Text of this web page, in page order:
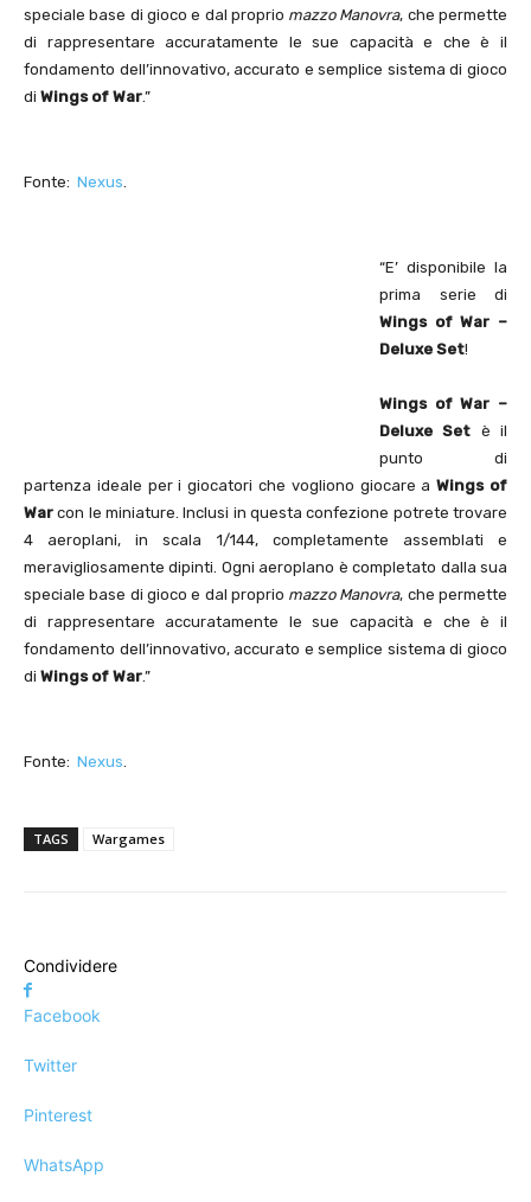
speciale base di gioco e dal proprio mazzo Manovra, che permette
di rappresentare accuratamente le sue capacità e che è il
fondamento dell’innovativo, accurato e semplice sistema di gioco
di Wingsof War.”
Fonte: Nexus.
“E’ disponibile la
prima serie di
Wingsof War –
Deluxe Set!
Wingsof War –
Deluxe Set è il
punto di
partenza ideale per i giocatori che vogliono giocare aWingsof
War con le miniature. Inclusi in questa confezione potrete trovare
4 aeroplani, in scala 1/144, completamente assemblati e
meravigliosamente dipinti. Ogni aeroplano è completato dalla sua
speciale base di gioco e dal proprio mazzo Manovra, che permette
di rappresentare accuratamente le sue capacità e che è il
fondamento dell’innovativo, accurato e semplice sistema di gioco
di Wingsof War.”
Fonte: Nexus.
TAGS Wargames
Condividere
Facebook
Twitter
Pinterest
WhatsApp